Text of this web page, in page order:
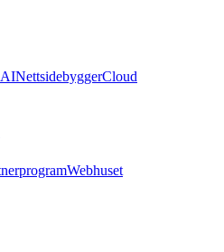
AINettsidebyggerCloud
Webhuset